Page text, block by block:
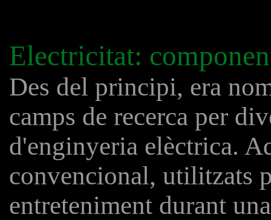
Electricitat:
Des del principi, era
camps de recerca per
d'enginyeria elèctrica.
convencional, utilitzats
entreteniment durant